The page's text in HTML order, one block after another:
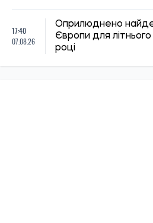
17:40
07.08.26
Оприлюднено
Європи для
році